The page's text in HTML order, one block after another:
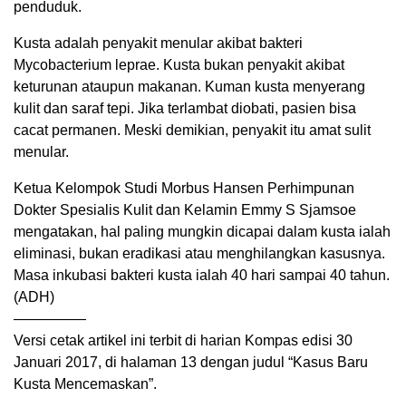
penduduk.
Kusta adalah penyakit menular akibat bakteri
Mycobacterium leprae. Kusta bukan penyakit akibat
keturunan ataupun makanan. Kuman kusta menyerang
kulit dan saraf tepi. Jika terlambat diobati, pasien bisa
cacat permanen. Meski demikian, penyakit itu amat sulit
menular.
Ketua Kelompok Studi Morbus Hansen Perhimpunan
Dokter Spesialis Kulit dan Kelamin Emmy S Sjamsoe
mengatakan, hal paling mungkin dicapai dalam kusta ialah
eliminasi, bukan eradikasi atau menghilangkan kasusnya.
Masa inkubasi bakteri kusta ialah 40 hari sampai 40 tahun.
(ADH)
—————
Versi cetak artikel ini terbit di harian Kompas edisi 30
Januari 2017, di halaman 13 dengan judul “Kasus Baru
Kusta Mencemaskan”.